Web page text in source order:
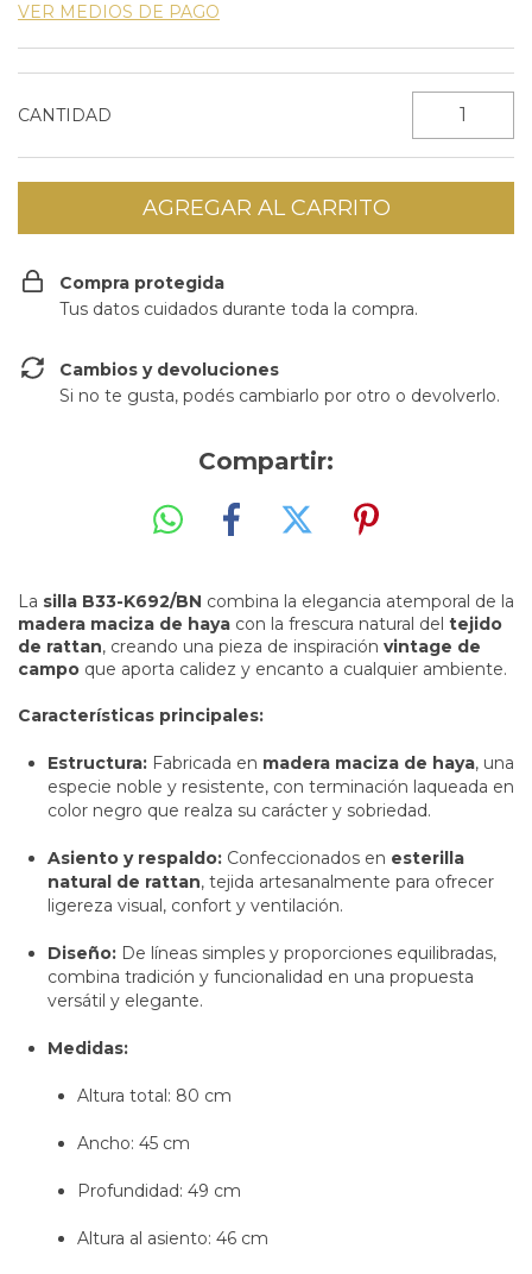
VER MEDIOS DE PAGO
CANTIDAD
Compra protegida
Tus datos cuidados durante toda la compra.
Cambios y devoluciones
Si no te gusta, podés cambiarlo por otro o devolverlo.
Compartir:
La silla B33-K692/BN combina la elegancia atemporal de la
madera maciza de haya con la frescura natural del tejido
de rattan, creando una pieza de inspiración vintage de
campo que aporta calidez y encanto a cualquier ambiente.
Características principales:
Estructura: Fabricada en madera maciza de haya, una
especie noble y resistente, con terminación laqueada en
color negro que realza su carácter y sobriedad.
Asiento y respaldo: Confeccionados en esterilla
natural de rattan, tejida artesanalmente para ofrecer
ligereza visual, confort y ventilación.
Diseño: De líneas simples y proporciones equilibradas,
combina tradición y funcionalidad en una propuesta
versátil y elegante.
Medidas:
Altura total: 80 cm
Ancho: 45 cm
Profundidad: 49 cm
Altura al asiento: 46 cm